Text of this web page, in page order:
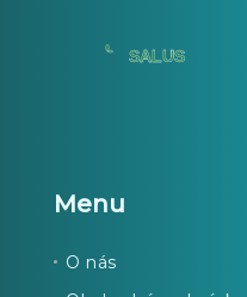
Menu
O nás